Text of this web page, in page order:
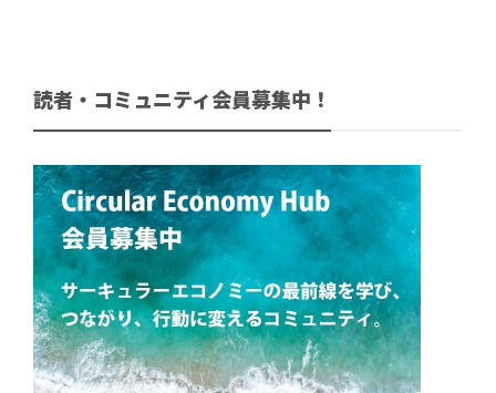
読者・コミュニティ会員募集中！